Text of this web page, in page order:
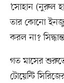
‘সোহান (নুরুল
তার কোনো
করল না?
গত মাসের শুরুতে
টোয়েন্টি